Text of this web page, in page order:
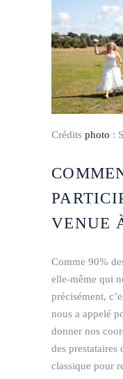
Crédits photo :
VENUE
Comme 90%
elle-même qui
précisément,
nous a appelé
donner nos
des prestataires
classique pour